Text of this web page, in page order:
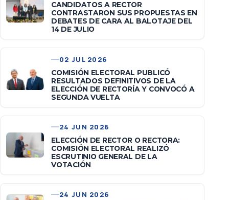
CANDIDATOS A RECTOR
CONTRASTARON SUS PROPUESTAS EN
DEBATES DE CARA AL BALOTAJE DEL
14 DE JULIO
02 JUL 2026
COMISIÓN ELECTORAL PUBLICÓ
RESULTADOS DEFINITIVOS DE LA
ELECCIÓN DE RECTORÍA Y CONVOCÓ A
SEGUNDA VUELTA
24 JUN 2026
ELECCIÓN DE RECTOR O RECTORA:
COMISIÓN ELECTORAL REALIZÓ
ESCRUTINIO GENERAL DE LA
VOTACIÓN
24 JUN 2026